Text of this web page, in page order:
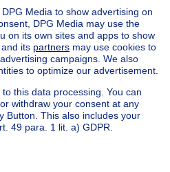
House for sale France
House for sale Italy
House for sale Netherlands
Cheap houses for sale
for rent
Tools